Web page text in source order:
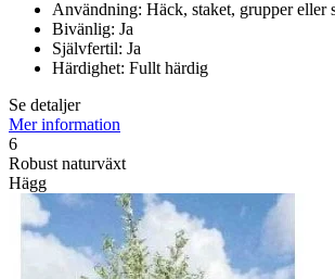
Användning: Häck, staket, grupper eller
Bivänlig: Ja
Självfertil: Ja
Härdighet: Fullt härdig
Se detaljer
Mer information
6
Robust naturväxt
Hägg